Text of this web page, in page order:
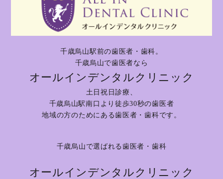
千歳烏山駅前の歯医者・歯科。
千歳烏山で歯医者なら
オールインデンタルクリニック
土日祝日診療、
千歳烏山駅南口より徒歩30秒の歯医者
地域の方のためにある歯医者・歯科です。
千歳烏山で選ばれる歯医者・歯科
オールインデンタルクリニック